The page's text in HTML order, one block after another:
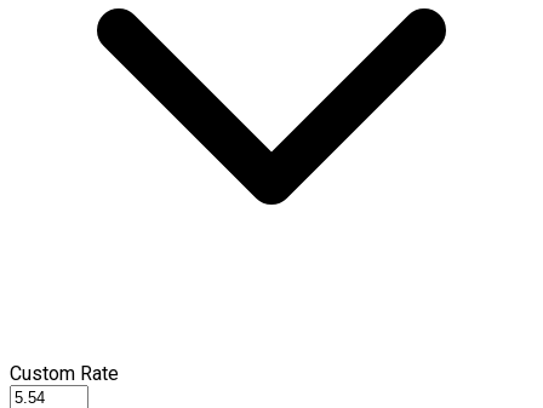
Custom Rate